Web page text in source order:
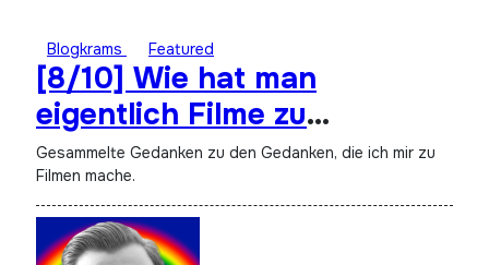
Blogkrams Featured
[8/10] Wie hat man
eigentlich Filme zu
bewerten? ★★★★☆
Gesammelte Gedanken zu den Gedanken, die ich mir zu
Filmen mache.